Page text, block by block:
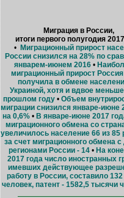
Миграция в России,
итоги первого полугодия
• Миграционный прирост
России снизился на 28% по
январем-июнем 2016 •
миграционный прирост
получила в обмене
Украиной, хотя и вдвое
прошлом году• Объем
миграции снизился январе-июне
на 0,6%• В январе-июне 2017
миграционного обмена со
увеличилось население 66 из 85
за счет миграционного обмена с
регионами России - 14 • На
2017 года число иностранных
имевших действующее
работу в России, составило
человек, патент - 1582,5 тысячи